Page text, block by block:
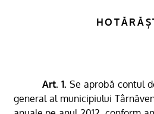
Art. 1. Se aprobă contul
general al municipiului